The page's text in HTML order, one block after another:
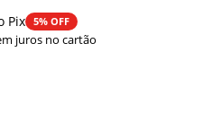
Pix 5% OFF
juros no cartão